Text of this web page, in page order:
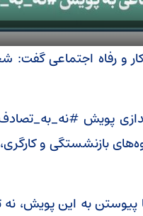
کار و رفاه اجتماعی
پویش
بازنشستگی و
به این پویش، نه‌